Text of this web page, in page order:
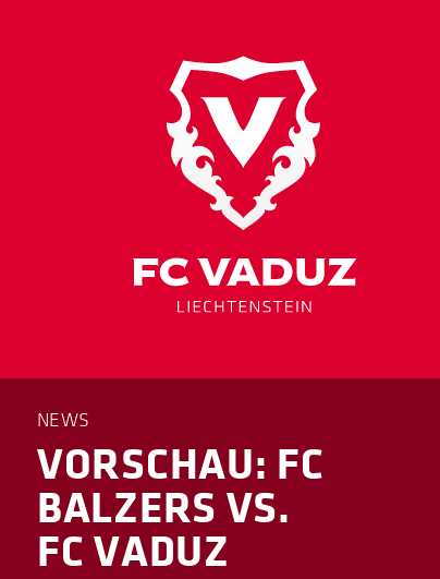
NEWS
VORSCHAU: FC
BALZERS VS.
FC VADUZ